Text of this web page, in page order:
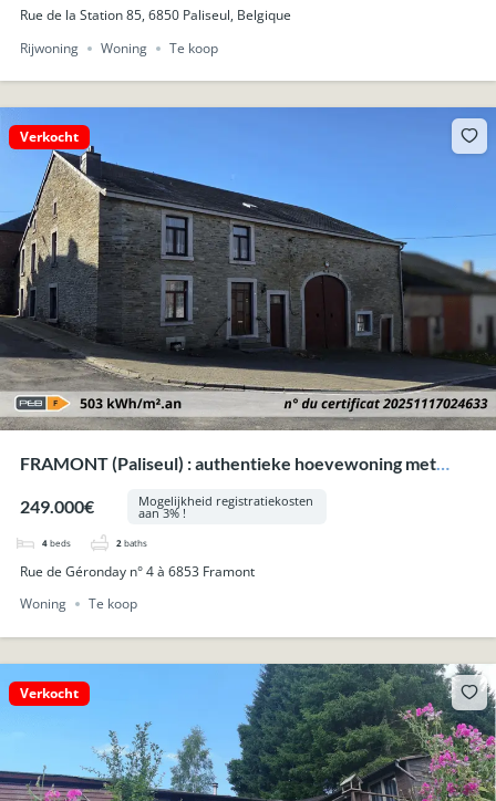
Rue de la Station 85, 6850 Paliseul, Belgique
Rijwoning
Woning Te koop
Verkocht
FRAMONT (Paliseul) : authentieke hoevewoning met
249.000€
Mogelijkheid registratiekosten
aan 3% !
4 beds 2 baths
Rue de Géronday n° 4 à 6853 Framont
Woning
Te koop
Verkocht